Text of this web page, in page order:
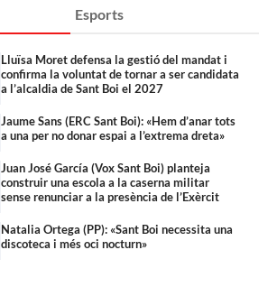
Esports
Lluïsa Moret defensa la gestió del mandat i
confirma la voluntat de tornar a ser candidata
a l’alcaldia de Sant Boi el 2027
Jaume Sans (ERC Sant Boi): «Hem d’anar tots
a una per no donar espai a l’extrema dreta»
Juan José García (Vox Sant Boi) planteja
construir una escola a la caserna militar
sense renunciar a la presència de l’Exèrcit
Natalia Ortega (PP): «Sant Boi necessita una
discoteca i més oci nocturn»